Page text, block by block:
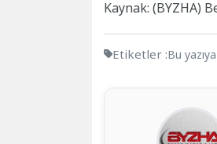
Kaynak: (BYZHA)
Etiketler :Bu